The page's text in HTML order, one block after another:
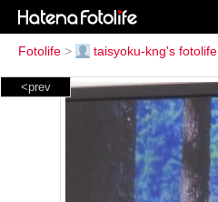
Fotolife > taisyoku-kng's fotolife
<prev